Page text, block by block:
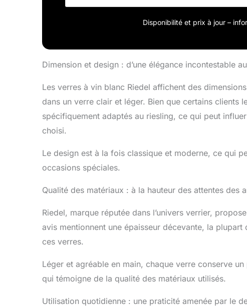
Disponibilité et prix à jour –
Dimension et design : d’une élégance incontestable
Les verres à vin blanc Riedel affichent des
dans un verre clair et léger. Bien que certains
spécifiquement adaptés au riesling, ce qui peut
choisi.
Le design est à la fois classique et moderne, ce qui
occasions spéciales.
Qualité des matériaux : à la hauteur des attentes des
Riedel, marque réputée dans l’univers verrier,
avis mentionnent une épaisseur décevante, la plupart
ces verres.
Léger et agréable en main, chaque verre conserve
qui témoigne de la qualité des matériaux utilisés.
Utilisation quotidienne : une praticité amenée par le